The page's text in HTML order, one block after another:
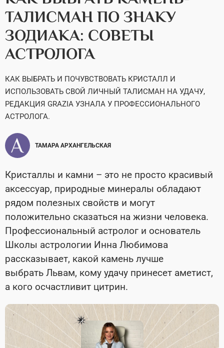
ТАЛИСМАН ПО ЗНАКУ
ЗОДИАКА: СОВЕТЫ
АСТРОЛОГА
КАК ВЫБРАТЬ И ПОЧУВСТВОВАТЬ КРИСТАЛЛ И
ИСПОЛЬЗОВАТЬ СВОЙ ЛИЧНЫЙ ТАЛИСМАН НА УДАЧУ,
РЕДАКЦИЯ GRAZIA УЗНАЛА У ПРОФЕССИОНАЛЬНОГО
АСТРОЛОГА.
ТАМАРА АРХАНГЕЛЬСКАЯ
Кристаллы и камни – это не просто красивый
аксессуар, природные минералы обладают
рядом полезных свойств и могут
положительно сказаться на жизни человека.
Профессиональный астролог и основатель
Школы астрологии Инна Любимова
рассказывает, какой камень лучше
выбрать Львам, кому удачу принесет аметист,
а кого осчастливит цитрин.